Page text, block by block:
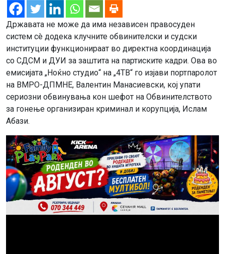
Државата не може да има независен правосуден
систем сè додека клучните обвинителски и судски
институции функционираат во директна координација
со СДСМ и ДУИ за заштита на партиските кадри. Ова во
емисијата „Ноќно студио“ на „4ТВ“ го изјави портпаролот
на ВМРО-ДПМНЕ, Валентин Манасиевски, кој упати
сериозни обвинувања кон шефот на Обвинителството
за гонење организиран криминал и корупција, Ислам
Абази.